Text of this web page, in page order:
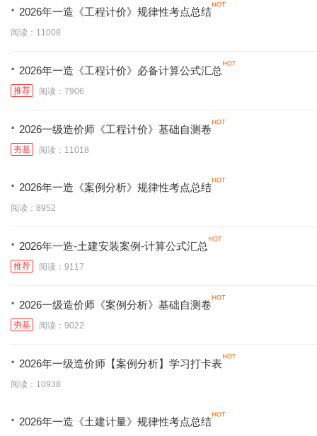
· 2026年一造《工程计价》规律性考点总结
阅读：11008
· 2026年一造《工程计价》必备计算公式汇总
推荐 阅读：7906
· 2026一级造价师《工程计价》基础自测卷
夯基 阅读：11018
· 2026年一造《案例分析》规律性考点总结
阅读：8952
· 2026年一造-土建安装案例-计算公式汇总
推荐 阅读：9117
· 2026一级造价师《案例分析》基础自测卷
夯基 阅读：9022
· 2026年一级造价师【案例分析】学习打卡表
阅读：10938
· 2026年一造《土建计量》规律性考点总结